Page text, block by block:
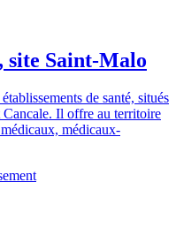
site Saint-Malo
de santé, situés
Il offre au territoire
médicaux-